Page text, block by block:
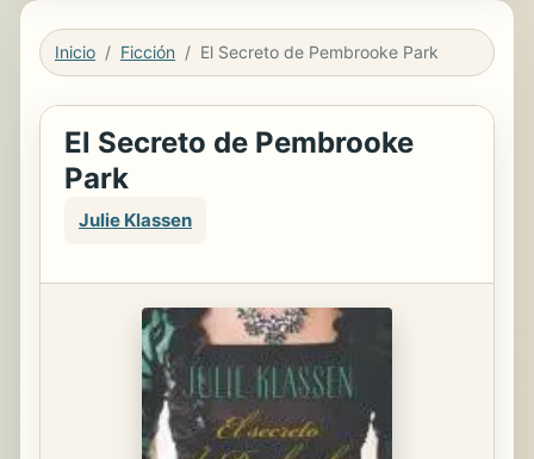
Inicio Ficción El Secreto de Pembrooke Park
El Secreto de Pembrooke
Park
Julie Klassen